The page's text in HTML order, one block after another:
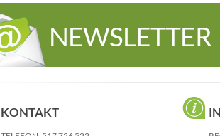
NEWSLETTER
KONTAKT